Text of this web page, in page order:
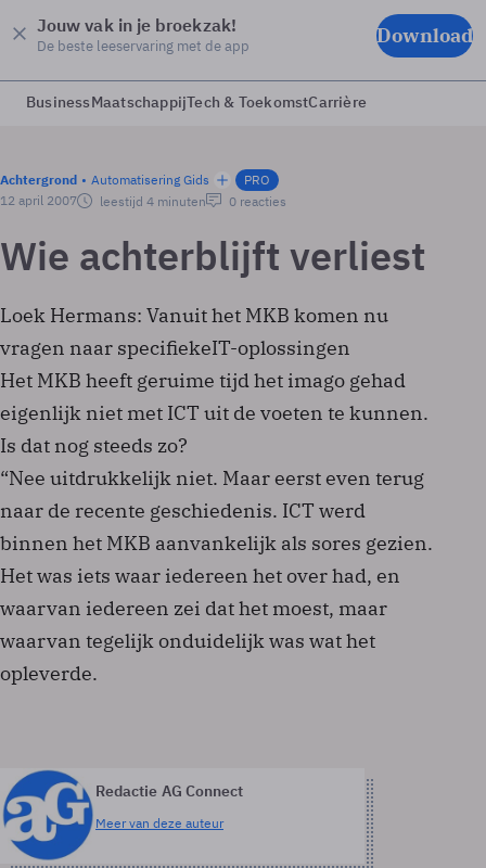
Jouw vak in je broekzak!
De beste leeservaring met de app Download
BusinessMaatschappijTech & ToekomstCarrière
Achtergrond Automatisering Gids
PRO
12 april 2007
leestijd 4 minuten 0 reacties
Wie achterblijft verliest
Loek Hermans: Vanuit het MKB komen nu
vragen naar specifiekeIT-oplossingen
Het MKB heeft geruime tijd het imago gehad
eigenlijk niet met ICT uit de voeten te kunnen.
Is dat nog steeds zo?
“Nee uitdrukkelijk niet. Maar eerst even terug
naar de recente geschiedenis. ICT werd
binnen het MKB aanvankelijk als sores gezien.
Het was iets waar iedereen het over had, en
waarvan iedereen zei dat het moest, maar
waarvan tegelijk onduidelijk was wat het
opleverde.
Redactie AG Connect
Meer van deze auteur